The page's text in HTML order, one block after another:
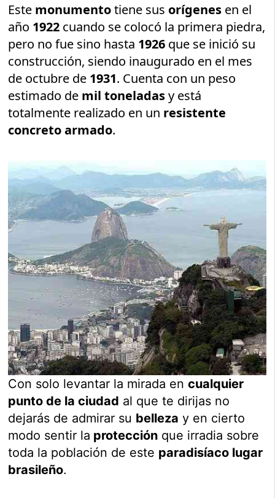
Este monumentotiene sus orígenes en el
año 1922 cuando se colocó la primera piedra,
pero no fue sino hasta 1926 que se inició su
construcción, siendo inaugurado en el mes
de octubre de 1931. Cuenta con un peso
estimado de mil toneladasy está
totalmente realizado en un resistente
concreto armado.
Con solo levantar la mirada encualquier
punto de la ciudad al que te dirijas no
dejarás de admirar su belleza y en cierto
modo sentir la protección que irradia sobre
toda la población de este paradisíaco lugar
brasileño.